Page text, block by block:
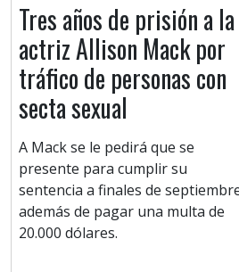
Tres años de prisión a la
actriz Allison Mack por
tráfico de personas con
secta sexual
A Mack se le pedirá que se
presente para cumplir su
sentencia a finales de
además de pagar una multa de
20.000 dólares.